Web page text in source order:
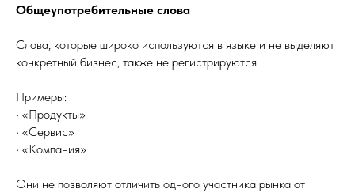
Общеупотребительные слова
Слова, которые широко используются в языке и не выделяют
конкретный бизнес, также не регистрируются.
Примеры:
• «Продукты»
• «Сервис»
• «Компания»
Они не позволяют отличить одного участника рынка от